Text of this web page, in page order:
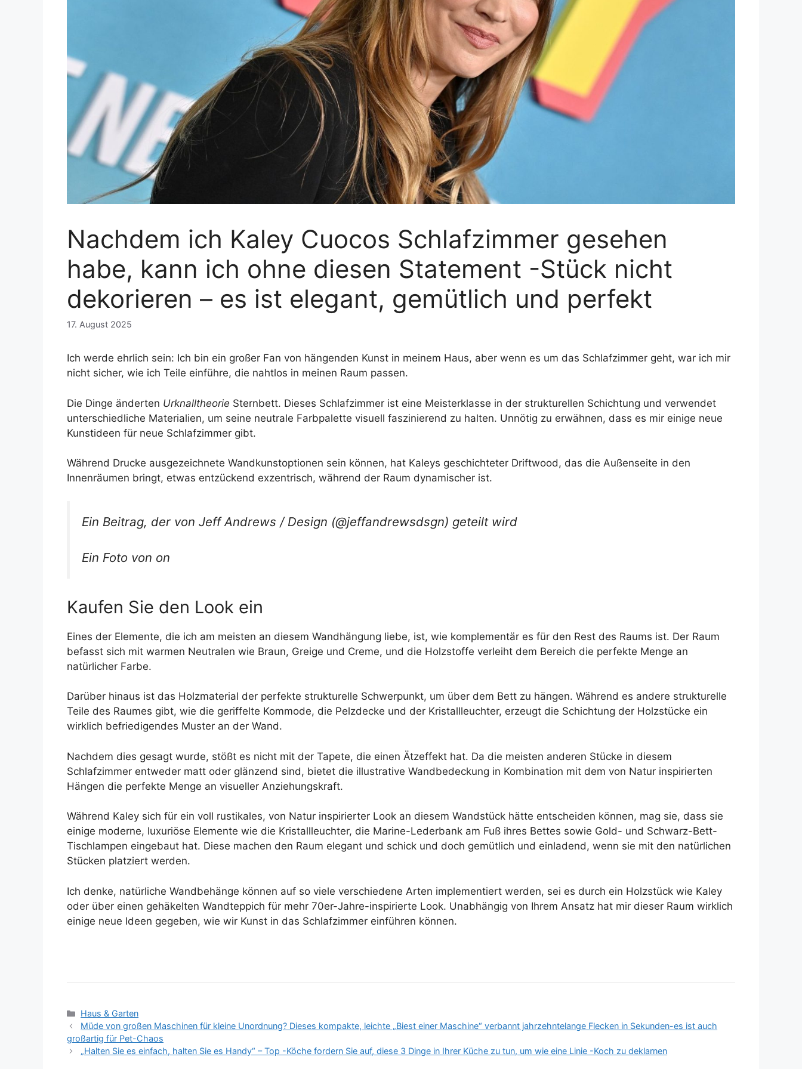
Nachdem ich Kaley Cuocos Schlafzimmer gesehen
habe, kann ich ohne diesen Statement -Stück nicht
dekorieren – es ist elegant, gemütlich und perfekt
17. August 2025
Ich werde ehrlich sein: Ich bin ein großer Fan von hängenden Kunst in meinem Haus, aber wenn es um das Schlafzimmer geht, war ich mir
nicht sicher, wie ich Teile einführe, die nahtlos in meinen Raum passen.
Die Dinge änderten Urknalltheorie Sternbett. Dieses Schlafzimmer ist eine Meisterklasse in der strukturellen Schichtung und verwendet
unterschiedliche Materialien, um seine neutrale Farbpalette visuell faszinierend zu halten. Unnötig zu erwähnen, dass es mir einige neue
Kunstideen für neue Schlafzimmer gibt.
Während Drucke ausgezeichnete Wandkunstoptionen sein können, hat Kaleys geschichteter Driftwood, das die Außenseite in den
Innenräumen bringt, etwas entzückend exzentrisch, während der Raum dynamischer ist.
Ein Beitrag, der von Jeff Andrews / Design (@jeffandrewsdsgn) geteilt wird
Ein Foto von on
Kaufen Sie den Look ein
Eines der Elemente, die ich am meisten an diesem Wandhängung liebe, ist, wie komplementär es für den Rest des Raums ist. Der Raum
befasst sich mit warmen Neutralen wie Braun, Greige und Creme, und die Holzstoffe verleiht dem Bereich die perfekte Menge an
natürlicher Farbe.
Darüber hinaus ist das Holzmaterial der perfekte strukturelle Schwerpunkt, um über dem Bett zu hängen. Während es andere strukturelle
Teile des Raumes gibt, wie die geriffelte Kommode, die Pelzdecke und der Kristallleuchter, erzeugt die Schichtung der Holzstücke ein
wirklich befriedigendes Muster an der Wand.
Nachdem dies gesagt wurde, stößt es nicht mit der Tapete, die einen Ätzeffekt hat. Da die meisten anderen Stücke in diesem
Schlafzimmer entweder matt oder glänzend sind, bietet die illustrative Wandbedeckung in Kombination mit dem von Natur inspirierten
Hängen die perfekte Menge an visueller Anziehungskraft.
Während Kaley sich für ein voll rustikales, von Natur inspirierter Look an diesem Wandstück hätte entscheiden können, mag sie, dass sie
einige moderne, luxuriöse Elemente wie die Kristallleuchter, die Marine-Lederbank am Fuß ihres Bettes sowie Gold- und Schwarz-Bett-
Tischlampen eingebaut hat. Diese machen den Raum elegant und schick und doch gemütlich und einladend, wenn sie mit den natürlichen
Stücken platziert werden.
Ich denke, natürliche Wandbehänge können auf so viele verschiedene Arten implementiert werden, sei es durch ein Holzstück wie Kaley
oder über einen gehäkelten Wandteppich für mehr 70er-Jahre-inspirierte Look. Unabhängig von Ihrem Ansatz hat mir dieser Raum wirklich
einige neue Ideen gegeben, wie wir Kunst in das Schlafzimmer einführen können.
Kategorien
Haus & Garten
Müde von großen Maschinen für kleine Unordnung? Dieses kompakte, leichte „Biest einer Maschine“ verbannt jahrzehntelange Flecken in Sekunden-es ist auch
großartig für Pet-Chaos
„Halten Sie es einfach, halten Sie es Handy“ – Top -Köche fordern Sie auf, diese 3 Dinge in Ihrer Küche zu tun, um wie eine Linie -Koch zu deklarnen